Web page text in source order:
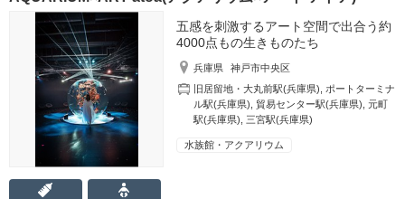
五感を刺激するアート空間で出合う約
4000点もの生きものたち
兵庫県
神戸市中央区
旧居留地・大丸前駅(兵庫県)
ポートターミナ
ル駅(兵庫県)
貿易センター駅(兵庫県) ,元町
駅(兵庫県)
三宮駅(兵庫県)
水族館・アクアリウム